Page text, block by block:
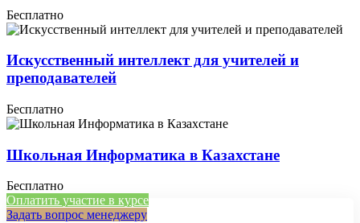
Бесплатно
Искусственный интеллект для учителей и
преподавателей
Бесплатно
Школьная Информатика в Казахстане
Бесплатно
Оплатить участие в курсе
Задать вопрос менеджеру